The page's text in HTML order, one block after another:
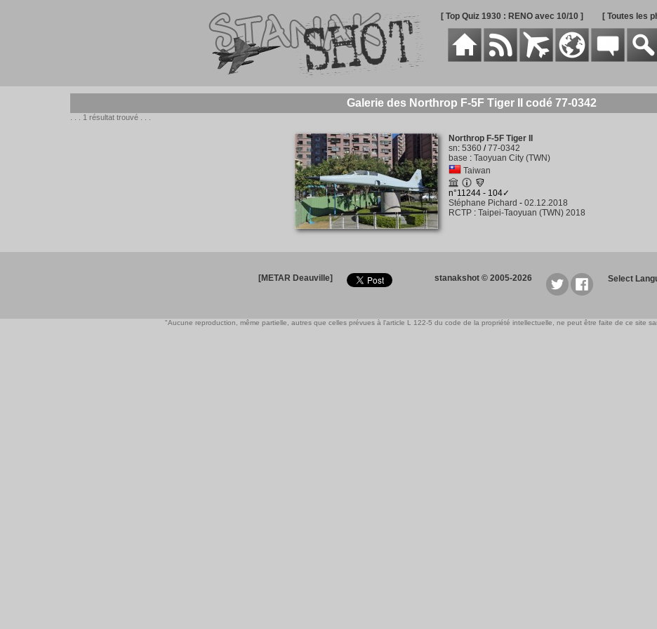
[ Top Quiz 1930 : RENO avec 10/10 ] [ Toutes les
Galerie des Northrop F-5F Tiger II codé 77-0342
. . . 1 résultat trouvé . . .
Northrop F-5F Tiger II
sn: 5360/77-0342
base : Taoyuan City (TWN)
Taiwan
n°11244 - 104✓
Stéphane Pichard - 02.12.2018
RCTP: Taipei-Taoyuan (TWN) 2018
[METAR Deauville] stanakshot © 2005-2026 Select
"Aucune reproduction, même partielle, autres que celles prévues à l'article L 122-5 du code de la propriété intellectuelle, ne peut être faite de ce site